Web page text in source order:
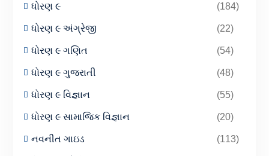
ધોરણ ૯ (184)
ધોરણ ૯ અંગ્રેજી (22)
ધોરણ ૯ ગણિત (54)
ધોરણ ૯ ગુજરાતી (48)
ધોરણ ૯ વિજ્ઞાન (55)
ધોરણ ૯ સામાજિક વિજ્ઞાન (20)
નવનીત ગાઇડ (113)